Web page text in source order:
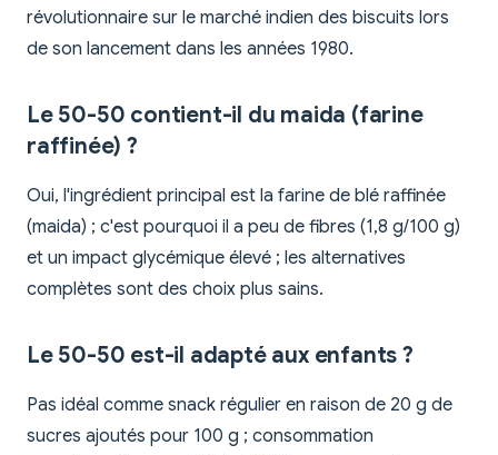
révolutionnaire sur le marché indien des biscuits lors
de son lancement dans les années 1980.
Le 50-50 contient-il du maida (farine
raffinée) ?
Oui, l'ingrédient principal est la farine de blé raffinée
(maida) ; c'est pourquoi il a peu de fibres (1,8 g/100 g)
et un impact glycémique élevé ; les alternatives
complètes sont des choix plus sains.
Le 50-50 est-il adapté aux enfants ?
Pas idéal comme snack régulier en raison de 20 g de
sucres ajoutés pour 100 g ; consommation